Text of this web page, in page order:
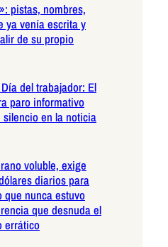
pistas, nombres,
ya venía escrita y
de su propio
del trabajador: El
paro informativo
en la noticia
voluble, exige
diarios para
que nunca estuvo
que desnuda el
errático